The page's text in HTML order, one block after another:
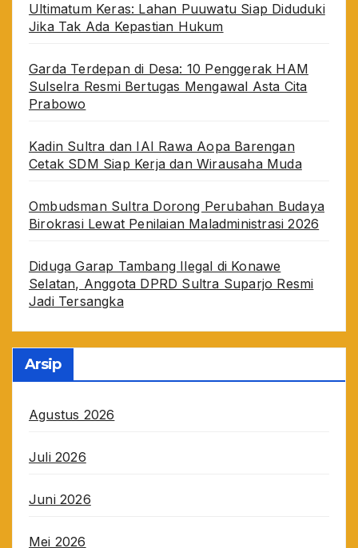
Ultimatum Keras: Lahan Puuwatu Siap Diduduki
Jika Tak Ada Kepastian Hukum
Garda Terdepan di Desa: 10 Penggerak HAM
Sulselra Resmi Bertugas Mengawal Asta Cita
Prabowo
Kadin Sultra dan IAI Rawa Aopa Barengan
Cetak SDM Siap Kerja dan Wirausaha Muda
Ombudsman Sultra Dorong Perubahan Budaya
Birokrasi Lewat Penilaian Maladministrasi 2026
Diduga Garap Tambang Ilegal di Konawe
Selatan, Anggota DPRD Sultra Suparjo Resmi
Jadi Tersangka
Arsip
Agustus 2026
Juli 2026
Juni 2026
Mei 2026